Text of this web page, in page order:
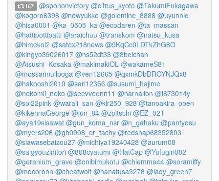
167 @spononvictory @citrus_kyoto @TakumiFukagawa
@kogoro6398 @nowyukko @goldmine_8888 @uyunnie
@hisa0001 @ka_0505_ka @ecodaren @ta_massan
@hattipottipatti @araichuu @transkom @natsu_kusa
@himekoi2 @satox218news @9KqCc0LDTkZhG8O
@kingyo39026017 @ns52dt33 @8beichan
@Atsushi_Kosaka @makimakiOL @wakameS81
@mossarinullpoga @ven12665 @qxmkDbDROYNJQx8
@hakooshi2019 @sari12356 @susumi_hajime
@nekomii_neko @seevveenn11 @narnalion @i873014y
@sol22pink @waraji_san @klr250_928 @tanoakira_open
@kikennaGeorge @jun_84 @zpitschi @EZ_021
@aya19sisawat @gun_koma_nsr @n_gahaku @pantyosu
@myers206 @gh0908_or_tachy @redsnap68352803
@siawasebaizou27 @michiya19240428 @aurum08
@saigyouzinitori @808cyatumi @HatCap @Yufugiri082
@geranium_grave @onibimukotu @chiemma44 @soramiffy
@mocoronn @cheatwolf @hanafusa3278 @lady_green7